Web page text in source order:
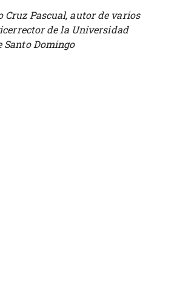
Cruz Pascual, autor de varios
de la Universidad
Santo Domingo